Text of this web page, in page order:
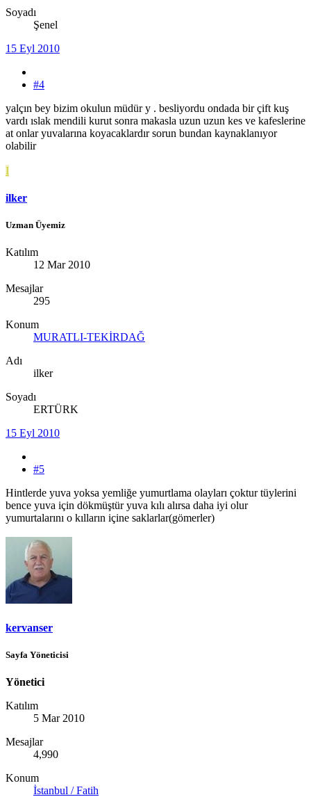
Soyadı
Şenel
15 Eyl 2010
#4
yalçın bey bizim okulun müdür y . besliyordu ondada bir çift kuş
vardı ıslak mendili kurut sonra makasla uzun uzun kes ve kafeslerine
at onlar yuvalarına koyacaklardır sorun bundan kaynaklanıyor
olabilir
I
ilker
Uzman Üyemiz
Katılım
12 Mar 2010
Mesajlar
295
Konum
MURATLI-TEKİRDAĞ
Adı
ilker
Soyadı
ERTÜRK
15 Eyl 2010
#5
Hintlerde yuva yoksa yemliğe yumurtlama olayları çoktur tüylerini
bence yuva için dökmüştür yuva kılı alırsa daha iyi olur
yumurtalarını o kılların içine saklarlar(gömerler)
kervanser
Sayfa Yöneticisi
Yönetici
Katılım
5 Mar 2010
Mesajlar
4,990
Konum
İstanbul / Fatih